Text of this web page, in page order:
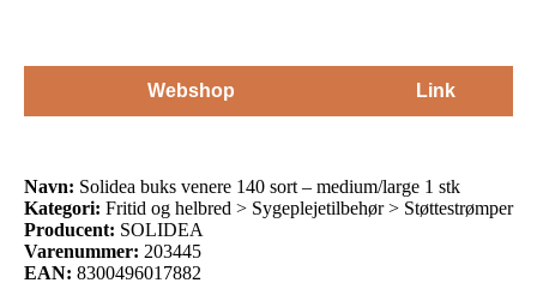
Webshop Link
Navn: Solidea buks venere 140 sort – medium/large 1 stk
Kategori: Fritid og helbred > Sygeplejetilbehør > Støttestrømper
Producent: SOLIDEA
Varenummer: 203445
EAN: 8300496017882